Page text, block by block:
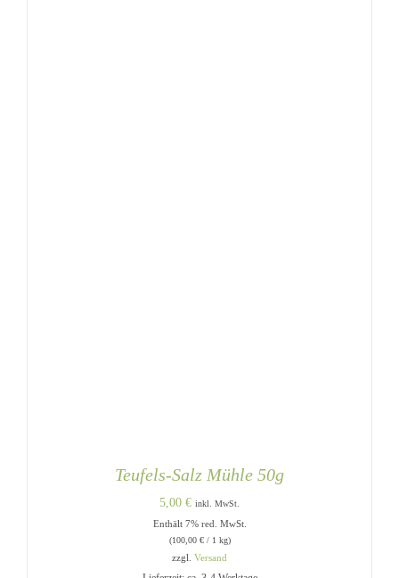
Teufels-Salz Mühle 50g
5,00 € inkl. MwSt.
Enthält 7% red. MwSt.
(100,00 €/ 1 kg)
zzgl. Versand